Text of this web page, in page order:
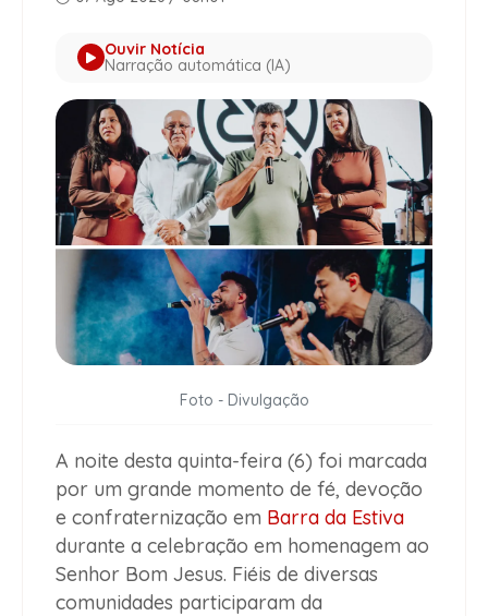
Ouvir Notícia
Narração automática (IA)
Foto - Divulgação
A noite desta quinta-feira (6) foi marcada
por um grande momento de fé, devoção
e confraternização em Barra da Estiva
durante a celebração em homenagem ao
Senhor Bom Jesus. Fiéis de diversas
comunidades participaram da